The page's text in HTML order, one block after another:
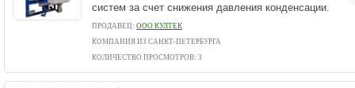
систем за счет снижения давления конденсации.
ПРОДАВЕЦ: ООО КУЛТЕК
КОМПАНИЯ ИЗ САНКТ-ПЕТЕРБУРГА
КОЛИЧЕСТВО ПРОСМОТРОВ: 3